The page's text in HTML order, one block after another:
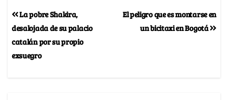
El peligro que es montarse en
un bicitaxi en Bogotá
La pobre Shakira,
desalojada de su palacio
catalán por su propio
exsuegro